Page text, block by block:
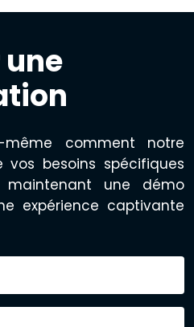
même comment notre
vos besoins spécifiques
une démo
expérience captivante